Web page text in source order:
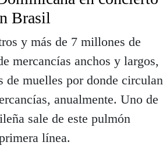
Brasil
y más de 7 millones de
mercancías anchos y largos,
muelles por donde circulan
anualmente. Uno de
sale de este pulmón
línea.